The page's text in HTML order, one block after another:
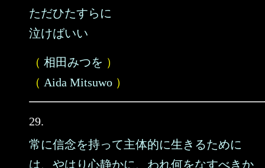
ただひたすらに
泣けばいい
（ 相田みつを ）
（ Aida Mitsuwo ）
29.
常に信念を持って主体的に生きるために
は、やはり心静かに、われ何をなすべきか